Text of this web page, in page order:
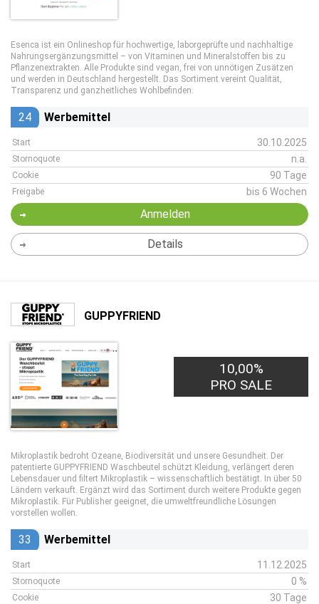
Esenca ist ein Onlineshop für hochwertige, laborgeprüfte und nachhaltige
Nahrungsergänzungsmittel – von Vitaminen und Mineralstoffen bis zu
Pflanzenextrakten. Alle Produkte sind vegan, frei von unnötigen Zusätzen
und werden in Deutschland hergestellt. Das Sortiment vereint Qualität,
Transparenz und ganzheitliches Wohlbefinden.
24 Werbemittel
Start 30.10.2025
Stornoquote n.a.
Cookie 90 Tage
Freigabe bis 6 Wochen
Anmelden
Details
GUPPYFRIEND
10,00%
PRO SALE
Mikroplastik bedroht Ozeane, Biodiversität und unsere Gesundheit. Der
patentierte GUPPYFRIEND Waschbeutel schützt Kleidung, verlängert deren
Lebensdauer und filtert Mikroplastik – wissenschaftlich bestätigt. In über 50
Ländern verkauft. Ergänzt wird das Sortiment durch weitere Produkte gegen
Mikroplastik. Für Publisher geeignet, die umweltfreundliche Lösungen
vorstellen wollen.
33 Werbemittel
Start 11.12.2025
Stornoquote 0 %
Cookie 30 Tage